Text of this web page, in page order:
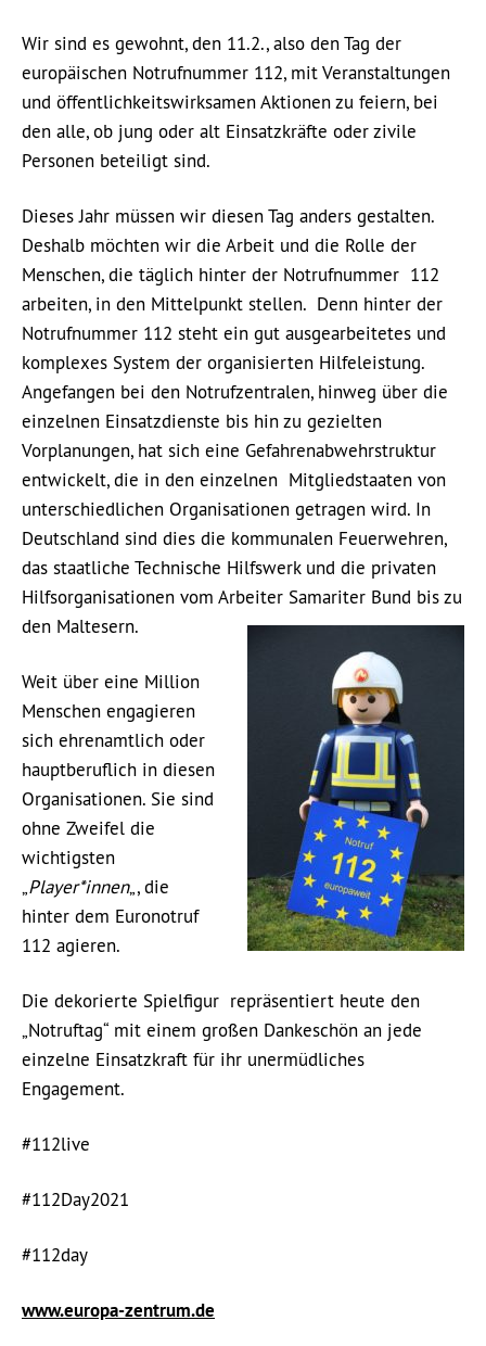
Wir sind es gewohnt, den 11.2., also den Tag der
europäischen Notrufnummer 112, mit Veranstaltungen
und öffentlichkeitswirksamen Aktionen zu feiern, bei
den alle, ob jung oder alt Einsatzkräfte oder zivile
Personen beteiligt sind.
Dieses Jahr müssen wir diesen Tag anders gestalten.
Deshalb möchten wir die Arbeit und die Rolle der
Menschen, die täglich hinter der Notrufnummer 112
arbeiten, in den Mittelpunkt stellen. Denn hinter der
Notrufnummer 112 steht ein gut ausgearbeitetes und
komplexes System der organisierten Hilfeleistung.
Angefangen bei den Notrufzentralen, hinweg über die
einzelnen Einsatzdienste bis hin zu gezielten
Vorplanungen, hat sich eine Gefahrenabwehrstruktur
entwickelt, die in den einzelnen Mitgliedstaaten von
unterschiedlichen Organisationen getragen wird. In
Deutschland sind dies die kommunalen Feuerwehren,
das staatliche Technische Hilfswerk und die privaten
Hilfsorganisationen vom Arbeiter Samariter Bund bis zu
den Maltesern.
Weit über eine Million
Menschen engagieren
sich ehrenamtlich oder
hauptberuflich in diesen
Organisationen. Sie sind
ohne Zweifel die
wichtigsten
„Player*innen„, die
hinter dem Euronotruf
112 agieren.
Die dekorierte Spielfigur repräsentiert heute den
„Notruftag“ mit einem großen Dankeschön an jede
einzelne Einsatzkraft für ihr unermüdliches
Engagement.
#112live
#112Day2021
#112day
www.europa-zentrum.de